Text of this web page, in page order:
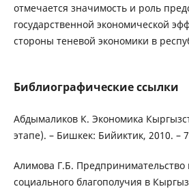
отмечается значимость и роль
государственной экономической
стороны теневой экономики в
Библиографические ссылки
Абдымаликов К. Экономика
этапе). – Бишкек: Бийиктик, 2010. –
Алимова Г.Б. Предпринимательство
социального благополучия в